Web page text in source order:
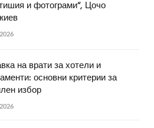
и фотограми“, Цочо
на врати за хотели и
основни критерии за
избор